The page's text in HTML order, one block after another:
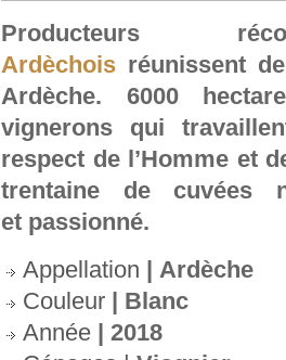
Producteurs
Ardèchois réunissent
Ardèche. 6000
vignerons qui
respect de l’Homme et
trentaine de cuvées
et passionné.
Appellation | Ardèche
Couleur | Blanc
Année | 2018